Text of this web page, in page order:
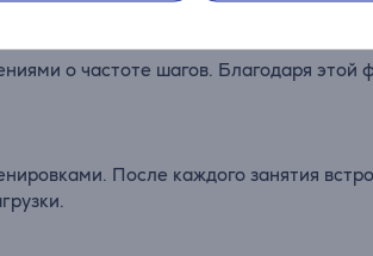
о частоте шагов. Благодаря этой
После каждого занятия